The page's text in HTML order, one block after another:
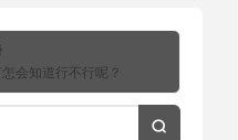
会知道行不行呢？
